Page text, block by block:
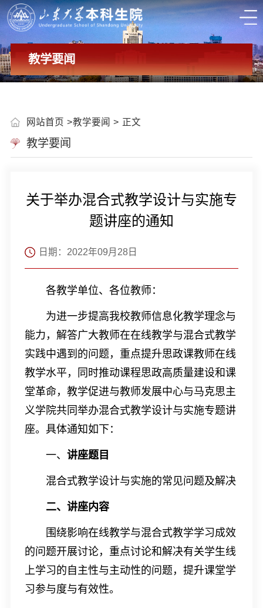
教学要闻
网站首页 教学要闻 正文
教学要闻
关于举办混合式教学设计与实施专
题讲座的通知
日期：2022年09月28日
各教学单位、各位教师：
为进一步提高我校教师信息化教学理念与
能力，解答广大教师在在线教学与混合式教学
实践中遇到 的问题，重点提升思政课教师在线
教学水平，同时推动课程思政高质量建设和课
堂革命，教学促进与教师发展中心与马克思主
义学院共同举办混合式教学设计与实施专题讲
座。具体通知如下：
一、 讲座题目
混合式教学设计与实施的常见问题及解决
二、 讲座内容
围绕影响在线教学与混合式教学学习成效
的问题开展讨论，重点讨论和解决有关学生线
上学习的自主性与主动性的问题 ， 提升课堂学
习参与度与有效性。